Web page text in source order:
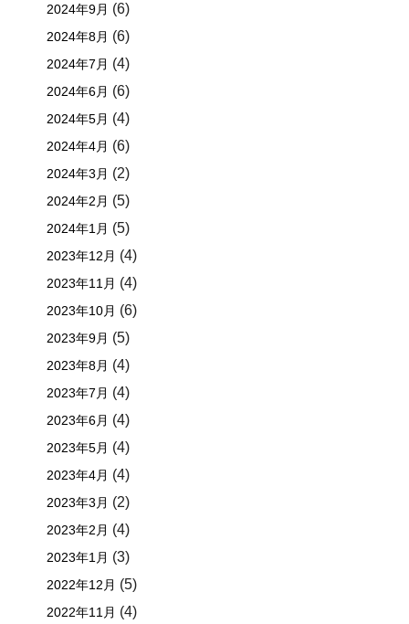
2024年9月 (6)
2024年8月 (6)
2024年7月 (4)
2024年6月 (6)
2024年5月 (4)
2024年4月 (6)
2024年3月 (2)
2024年2月 (5)
2024年1月 (5)
2023年12月 (4)
2023年11月 (4)
2023年10月 (6)
2023年9月 (5)
2023年8月 (4)
2023年7月 (4)
2023年6月 (4)
2023年5月 (4)
2023年4月 (4)
2023年3月 (2)
2023年2月 (4)
2023年1月 (3)
2022年12月 (5)
2022年11月 (4)